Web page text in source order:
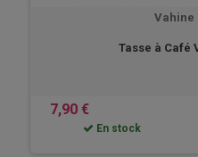
Vahine
Tasse à Café
7,90 €
En stock